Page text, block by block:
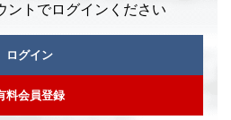
ントでログインください
ログイン
料会員登録